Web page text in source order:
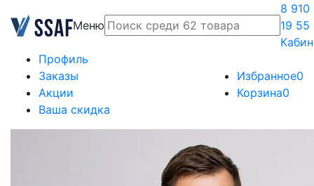
Меню
8 910
19 55
Профиль
Заказы
Акции
Ваша скидка
Избранное0
Корзина0